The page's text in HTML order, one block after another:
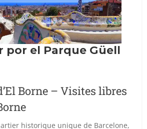
Borne – Visites libres
historique unique de Barcelone,